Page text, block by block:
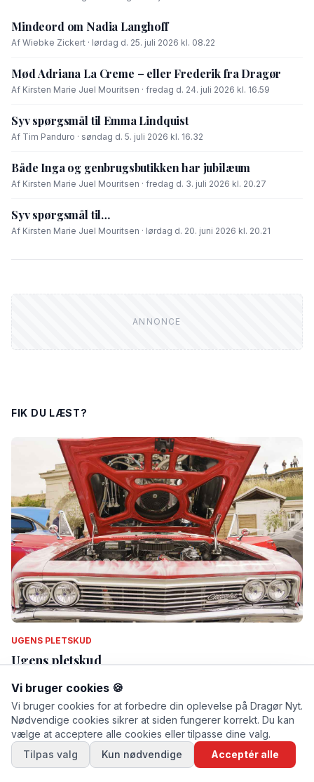
Mindeord om Nadia Langhoff
Af Wiebke Zickert · lørdag d. 25. juli 2026 kl. 08.22
Mød Adriana La Creme – eller Frederik fra Dragør
Af Kirsten Marie Juel Mouritsen · fredag d. 24. juli 2026 kl. 16.59
Syv spørgsmål til Emma Lindquist
Af Tim Panduro · søndag d. 5. juli 2026 kl. 16.32
Både Inga og genbrugsbutikken har jubilæum
Af Kirsten Marie Juel Mouritsen · fredag d. 3. juli 2026 kl. 20.27
Syv spørgsmål til…
Af Kirsten Marie Juel Mouritsen · lørdag d. 20. juni 2026 kl. 20.21
FIK DU LÆST?
UGENS PLETSKUD
Ugens pletskud
Vi bruger cookies 🍪
Vi bruger cookies for at forbedre din oplevelse på Dragør Nyt.
Nødvendige cookies sikrer at siden fungerer korrekt. Du kan
vælge at acceptere alle cookies eller tilpasse dine valg.
Tilpas valg
Kun nødvendige Acceptér alle